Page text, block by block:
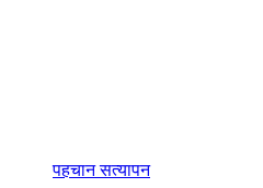
पहचान सत्यापन